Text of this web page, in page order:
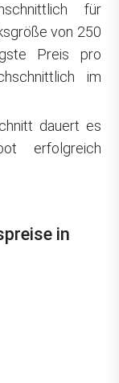
für
von 250
Preis pro
im
dauert es
erfolgreich
in